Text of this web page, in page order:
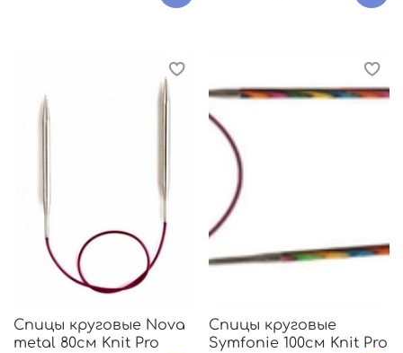
Спицы круговые Nova
metal 80см Knit Pro
Спицы круговые
Symfonie 100см Knit Pro